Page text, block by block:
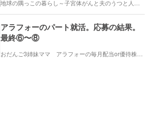
アラフォーのパート就活。応募の結果。
最終⑥〜⑧
おだんご3姉妹ママ アラフォーの毎月配当or優待株ライフ